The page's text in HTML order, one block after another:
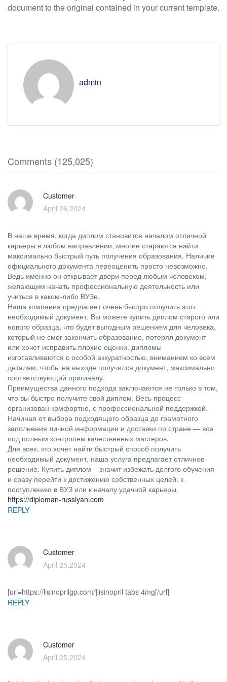
document to the original contained in your current template.
admin
Comments (125,025)
Customer
April 26,2024
В наше время, когда диплом становится началом отличной
карьеры в любом направлении, многие стараются найти
максимально быстрый путь получения образования. Наличие
официального документа переоценить просто невозможно.
Ведь именно он открывает двери перед любым человеком,
желающим начать профессиональную деятельность или
учиться в каком-либо ВУЗе.
Наша компания предлагает очень быстро получить этот
необходимый документ. Вы можете купить диплом старого или
нового образца, что будет выгодным решением для человека,
который не смог закончить образование, потерял документ
или хочет исправить плохие оценки. дипломы
изготавливаются с особой аккуратностью, вниманием ко всем
деталям, чтобы на выходе получился документ, максимально
соответствующий оригиналу.
Преимущества данного подхода заключаются не только в том,
что вы быстро получите свой диплом. Весь процесс
организован комфортно, с профессиональной поддержкой.
Начиная от выбора подходящего образца до грамотного
заполнения личной информации и доставки по стране — все
под полным контролем качественных мастеров.
Для всех, кто хочет найти быстрый способ получить
необходимый документ, наша услуга предлагает отличное
решение. Купить диплом – значит избежать долгого обучения
и сразу перейти к достижению собственных целей: к
поступлению в ВУЗ или к началу удачной карьеры.
https://diploman-russiyan.com
REPLY
Customer
April 25,2024
[url=https://lisinoprilgp.com/]lisinopril tabs 4mg[/url]
REPLY
Customer
April 25,2024